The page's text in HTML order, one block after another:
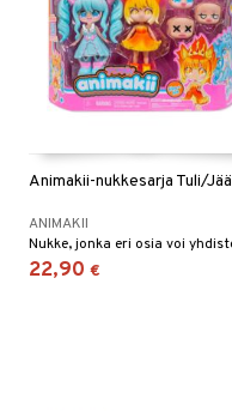
Animakii-nukkesarja Tuli/Jää
ANIMAKII
22,90 €